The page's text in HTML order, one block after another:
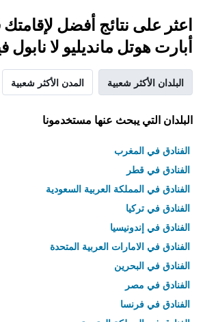
اعثر على نتائج أفضل
أبارت هوتل مانديليو لا نابول
البلدان الأكثر شعبية المدن الأكثر شعبية
البلدان التي يبحث عنها مستخدمونا
الفنادق في المغرب
الفنادق في قطر
الفنادق في المملكة العربية السعودية
الفنادق في تركيا
الفنادق في إندونيسيا
الفنادق في الامارات العربية المتحدة
الفنادق في البحرين
الفنادق في مصر
الفنادق في فرنسا